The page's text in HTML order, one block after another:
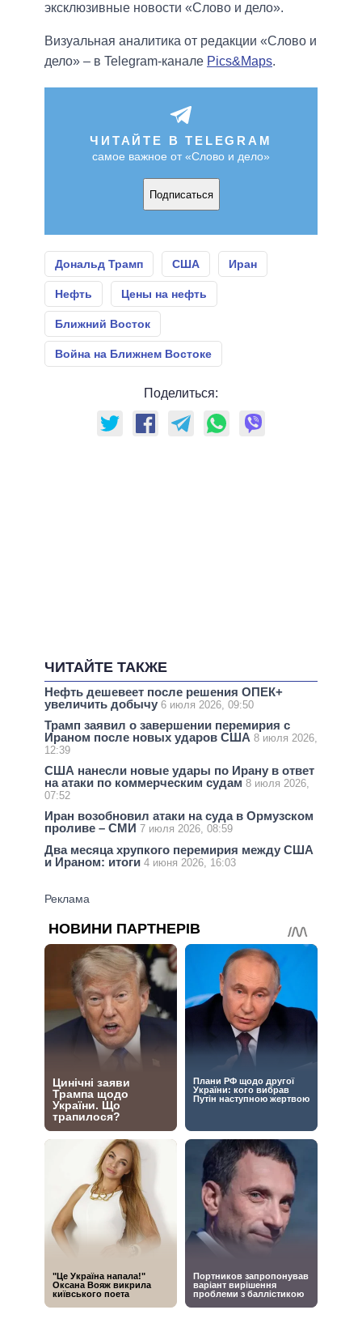
эксклюзивные новости «Слово и дело».
Визуальная аналитика от редакции «Слово и
дело» – в Telegram-канале Pics&Maps.
ЧИТАЙТЕ В TELEGRAM
самое важное от «Слово и дело»
Подписаться
Дональд Трамп США Иран
Нефть Цены на нефть
Ближний Восток
Война на Ближнем Востоке
Поделиться:
ЧИТАЙТЕ ТАКЖЕ
Нефть дешевеет после решения ОПЕК+
увеличить добычу 6 июля 2026, 09:50
Трамп заявил о завершении перемирия с
Ираном после новых ударов США 8 июля 2026,
12:39
США нанесли новые удары по Ирану в ответ
на атаки по коммерческим судам 8 июля 2026,
07:52
Иран возобновил атаки на суда в Ормузском
проливе – СМИ 7 июля 2026, 08:59
Два месяца хрупкого перемирия между США
и Ираном: итоги 4 июня 2026, 16:03